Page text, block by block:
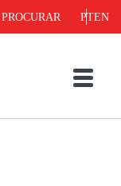
EN
PT
PROCURAR